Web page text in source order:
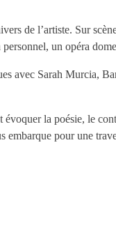
de l’artiste. Sur
un opéra
avec Sarah Murcia,
la poésie, le
pour une